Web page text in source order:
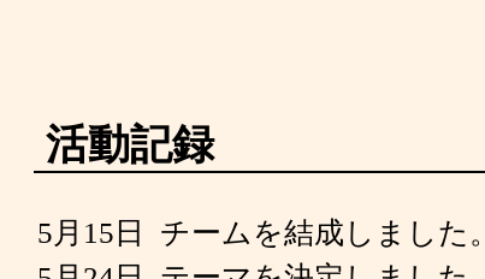
活動記録
5月15日
チームを結成しました。